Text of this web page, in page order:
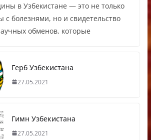
в Узбекистане — это не только
с болезнями, но и свидетельство
обменов, которые
Герб Узбекистана
27.05.2021
Гимн Узбекистана
27.05.2021